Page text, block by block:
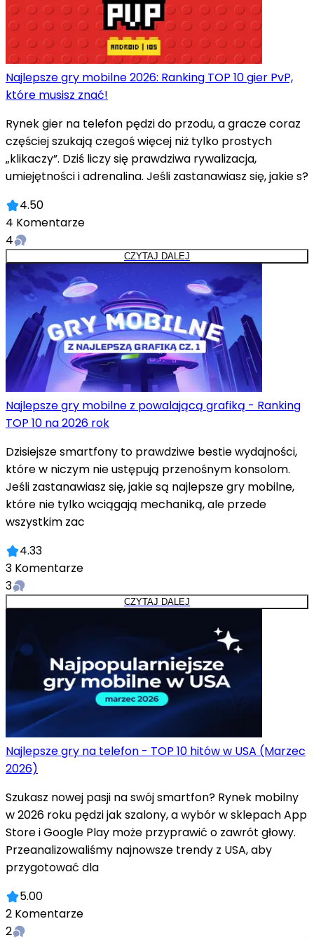
Najlepsze gry mobilne 2026: Ranking TOP 10 gier PvP,
które musisz znać!
Rynek gier na telefon pędzi do przodu, a gracze coraz
częściej szukają czegoś więcej niż tylko prostych
„klikaczy”. Dziś liczy się prawdziwa rywalizacja,
umiejętności i adrenalina. Jeśli zastanawiasz się, jakie s?
4.50
4 Komentarze
4
CZYTAJ DALEJ
Najlepsze gry mobilne z powalającą grafiką - Ranking
TOP 10 na 2026 rok
Dzisiejsze smartfony to prawdziwe bestie wydajności,
które w niczym nie ustępują przenośnym konsolom.
Jeśli zastanawiasz się, jakie są najlepsze gry mobilne,
które nie tylko wciągają mechaniką, ale przede
wszystkim zac
4.33
3 Komentarze
3
CZYTAJ DALEJ
Najlepsze gry na telefon - TOP 10 hitów w USA (Marzec
2026)
Szukasz nowej pasji na swój smartfon? Rynek mobilny
w 2026 roku pędzi jak szalony, a wybór w sklepach App
Store i Google Play może przyprawić o zawrót głowy.
Przeanalizowaliśmy najnowsze trendy z USA, aby
przygotować dla
5.00
2 Komentarze
2